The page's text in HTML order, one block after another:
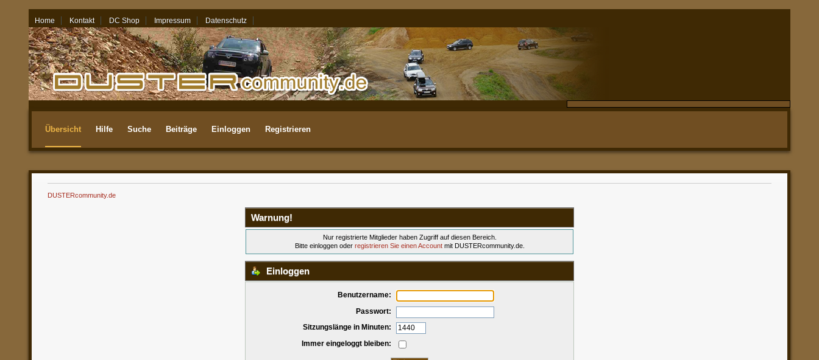
Home Kontakt DC Shop Impressum Datenschutz
08.08.26 - 20:42
Übersicht Hilfe Suche Beiträge Einloggen Registrieren
DUSTERcommunity.de
Warnung!
Nur registrierte Mitglieder haben Zugriff auf diesen Bereich.
Bitte einloggen oder registrieren Sie einen Accountmit DUSTERcommunity.de.
Einloggen
Benutzername:
Passwort:
Sitzungslänge in Minuten:
Immer eingeloggt bleiben: